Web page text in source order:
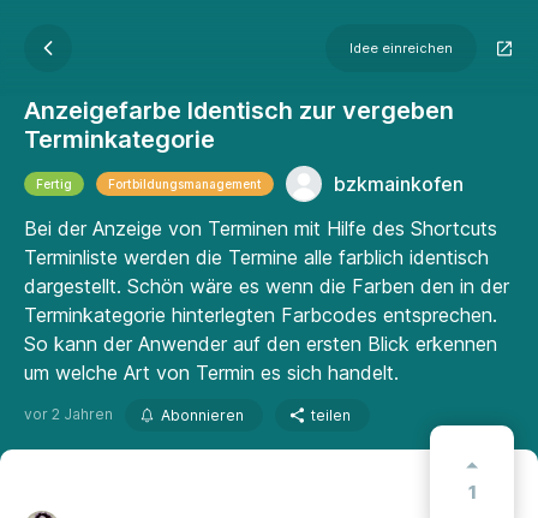
Idee einreichen
Anzeigefarbe Identisch zur vergeben
Terminkategorie
Fertig Fortbildungsmanagement
bzkmainkofen
Bei der Anzeige von Terminen mit Hilfe des Shortcuts
Terminliste werden die Termine alle farblich identisch
dargestellt. Schön wäre es wenn die Farben den in der
Terminkategorie hinterlegten Farbcodes entsprechen.
So kann der Anwender auf den ersten Blick erkennen
um welche Art von Termin es sich handelt.
vor 2 Jahren Abonnieren teilen
1